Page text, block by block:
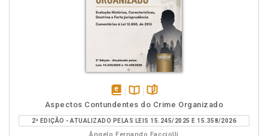
disponível
em
eBook
Disponível
na
B.V.
páginas
Aspectos Contundentes do Crime Organizado
2ª EDIÇÃO - ATUALIZADO PELAS LEIS 15.245/2025 E 15.358/2026